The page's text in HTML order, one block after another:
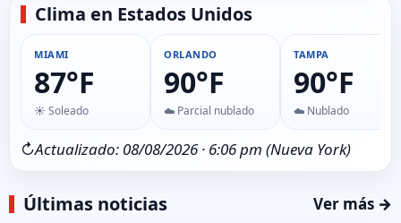
Clima en Estados Unidos
MIAMI
87°F
☀️ Soleado
ORLANDO
90°F
☁️ Parcial nublado
TAMPA
90°F
☁️ Nublado
↻Actualizado: 08/08/2026 · 6:06 pm (Nueva York)
Últimas noticias Ver más →